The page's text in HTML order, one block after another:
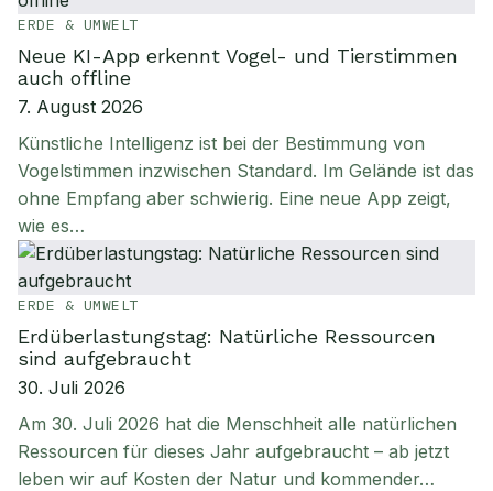
ERDE & UMWELT
Neue KI-App erkennt Vogel- und Tierstimmen
auch offline
7. August 2026
Künstliche Intelligenz ist bei der Bestimmung von
Vogelstimmen inzwischen Standard. Im Gelände ist das
ohne Empfang aber schwierig. Eine neue App zeigt,
wie es…
ERDE & UMWELT
Erdüberlastungstag: Natürliche Ressourcen
sind aufgebraucht
30. Juli 2026
Am 30. Juli 2026 hat die Menschheit alle natürlichen
Ressourcen für dieses Jahr aufgebraucht – ab jetzt
leben wir auf Kosten der Natur und kommender…